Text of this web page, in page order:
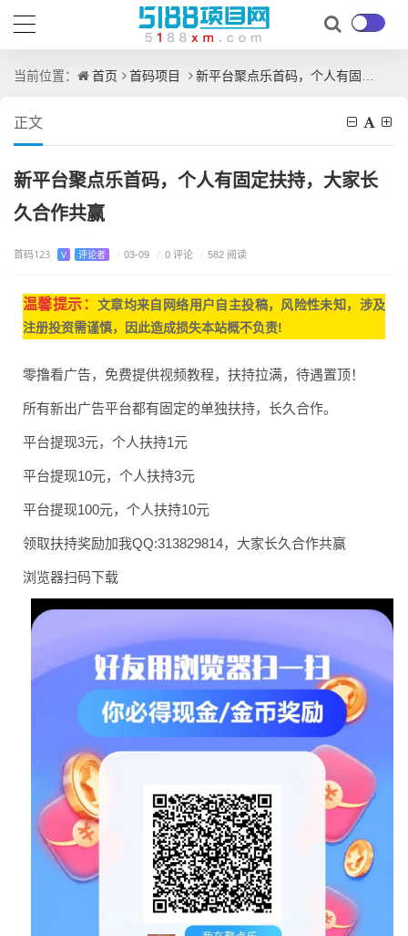
当前位置： 首页 首码项目 新平台聚点乐首码，个人有固定扶持，大家长久合作共赢
正文
新平台聚点乐首码，个人有固定扶持，大家长
久合作共赢
首码123 V 评论者 / 03-09 / 0 评论 / 582 阅读
温馨提示： 文章均来自网络用户自主投稿， 风险性未知，涉及
注册投资需谨慎，因此造成损失本站概不负责!
零撸看广告，免费提供视频教程，扶持拉满，待遇置顶！
所有新出广告平台都有固定的单独扶持，长久合作。
平台提现3元，个人扶持1元
平台提现10元，个人扶持3元
平台提现100元，个人扶持10元
领取扶持奖励加我QQ:313829814，大家长久合作共赢
浏览器扫码下载